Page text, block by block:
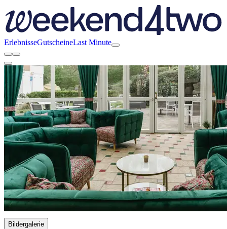
ErlebnisseGutscheineLast Minute
Bildergalerie